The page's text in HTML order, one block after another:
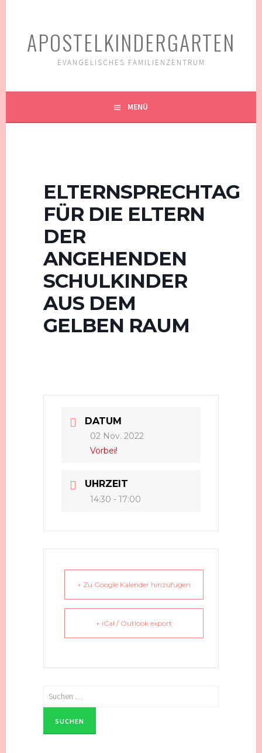
APOSTELKINDERGARTEN
EVANGELISCHES FAMILIENZENTRUM
MENÜ
ELTERNSPRECHTAG
FÜR DIE ELTERN
DER
ANGEHENDEN
SCHULKINDER
AUS DEM
GELBEN RAUM
DATUM
02 Nov. 2022
Vorbei!
UHRZEIT
14:30 - 17:00
+ Zu Google Kalender hinzufügen
+ iCal / Outlook export
Suchen
nach: